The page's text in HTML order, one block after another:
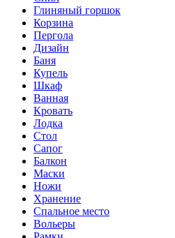
Глиняный горшок
Корзина
Пергола
Дизайн
Баня
Купель
Шкаф
Ванная
Кровать
Лодка
Стол
Сапог
Балкон
Маски
Ножи
Хранение
Спальное место
Вольеры